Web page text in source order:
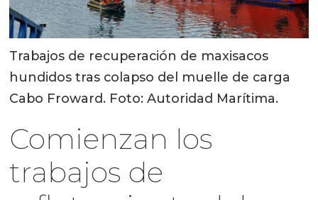
Trabajos de recuperación de maxisacos
hundidos tras colapso del muelle de carga
Cabo Froward. Foto: Autoridad Marítima.
Comienzan los
trabajos de